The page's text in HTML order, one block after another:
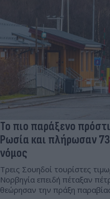
Το πιο παράξενο
Ρωσία και πλήρωσαν
νόμος
Τρεις Σουηδοί τουρίστες
Νορβηγία επειδή πέταξαν
θεώρησαν την πράξη